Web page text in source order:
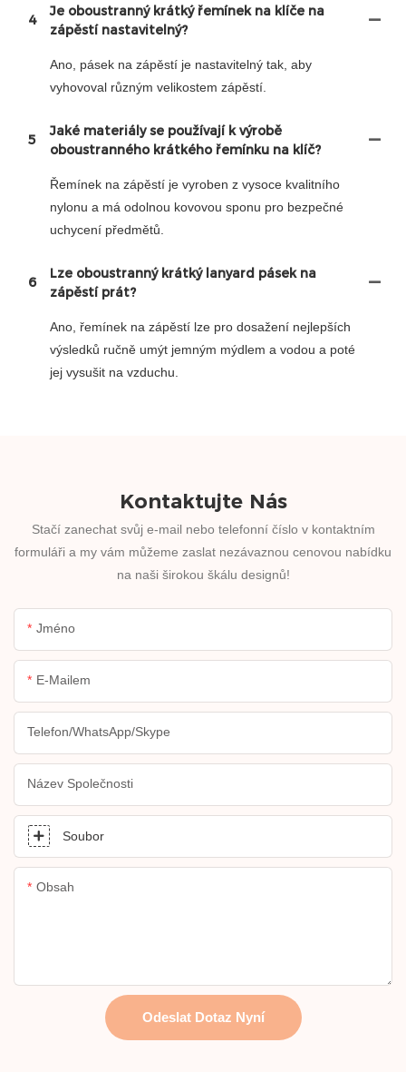
4
Je oboustranný krátký řemínek na klíče na
zápěstí nastavitelný?
Ano, pásek na zápěstí je nastavitelný tak, aby
vyhovoval různým velikostem zápěstí.
5
Jaké materiály se používají k výrobě
oboustranného krátkého řemínku na klíč?
Řemínek na zápěstí je vyroben z vysoce kvalitního
nylonu a má odolnou kovovou sponu pro bezpečné
uchycení předmětů.
6
Lze oboustranný krátký lanyard pásek na
zápěstí prát?
Ano, řemínek na zápěstí lze pro dosažení nejlepších
výsledků ručně umýt jemným mýdlem a vodou a poté
jej vysušit na vzduchu.
Kontaktujte Nás
Stačí zanechat svůj e-mail nebo telefonní číslo v kontaktním
formuláři a my vám můžeme zaslat nezávaznou cenovou nabídku
na naši širokou škálu designů!
Jméno
E-Mailem
Telefon/WhatsApp/Skype
Název Společnosti
Soubor
Obsah
Odeslat Dotaz Nyní